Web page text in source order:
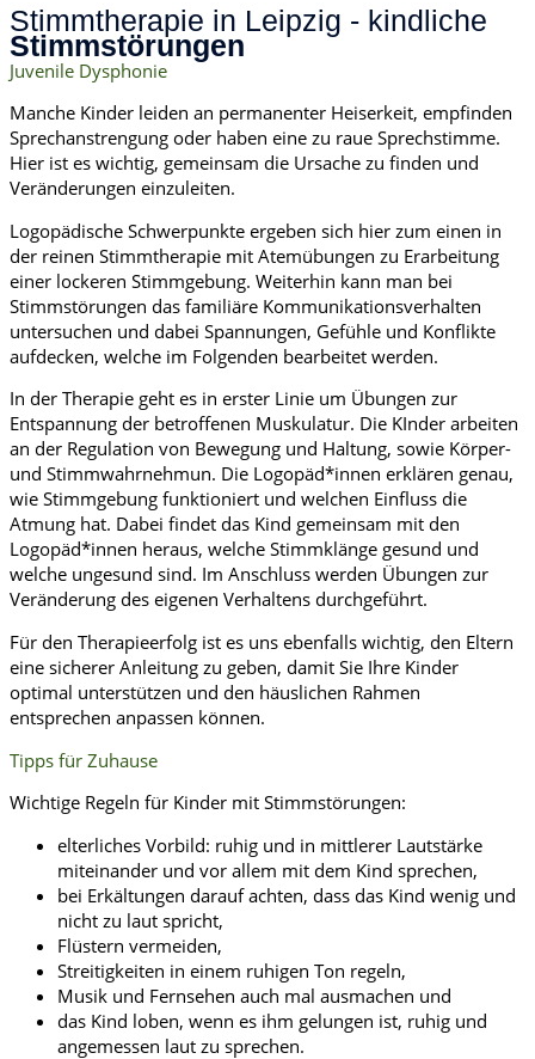
Stimmtherapie in Leipzig - kindliche
Stimmstörungen
Juvenile Dysphonie
Manche Kinder leiden an permanenter Heiserkeit, empfinden
Sprechanstrengung oder haben eine zu raue Sprechstimme.
Hier ist es wichtig, gemeinsam die Ursache zu finden und
Veränderungen einzuleiten.
Logopädische Schwerpunkte ergeben sich hier zum einen in
der reinen Stimmtherapie mit Atemübungen zu Erarbeitung
einer lockeren Stimmgebung. Weiterhin kann man bei
Stimmstörungen das familiäre Kommunikationsverhalten
untersuchen und dabei Spannungen, Gefühle und Konflikte
aufdecken, welche im Folgenden bearbeitet werden.
In der Therapie geht es in erster Linie um Übungen zur
Entspannung der betroffenen Muskulatur. Die KInder arbeiten
an der Regulation von Bewegung und Haltung, sowie Körper-
und Stimmwahrnehmun. Die Logopäd*innen erklären genau,
wie Stimmgebung funktioniert und welchen Einfluss die
Atmung hat. Dabei findet das Kind gemeinsam mit den
Logopäd*innen heraus, welche Stimmklänge gesund und
welche ungesund sind. Im Anschluss werden Übungen zur
Veränderung des eigenen Verhaltens durchgeführt.
Für den Therapieerfolg ist es uns ebenfalls wichtig, den Eltern
eine sicherer Anleitung zu geben, damit Sie Ihre Kinder
optimal unterstützen und den häuslichen Rahmen
entsprechen anpassen können.
Tipps für Zuhause
Wichtige Regeln für Kinder mit Stimmstörungen:
elterliches Vorbild: ruhig und in mittlerer Lautstärke
miteinander und vor allem mit dem Kind sprechen,
bei Erkältungen darauf achten, dass das Kind wenig und
nicht zu laut spricht,
Flüstern vermeiden,
Streitigkeiten in einem ruhigen Ton regeln,
Musik und Fernsehen auch mal ausmachen und
das Kind loben, wenn es ihm gelungen ist, ruhig und
angemessen laut zu sprechen.